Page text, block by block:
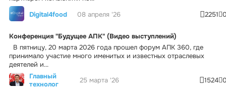
Digital4food
08 апреля '26 2251
Конференция "Будущее АПК" (Видео выступлений)
В пятницу, 20 марта 2026 года прошел форум АПК 360, где
принимало участие много именитых и известных отраслевых
деятелей и...
Главный
технолог
25 марта '26 1524